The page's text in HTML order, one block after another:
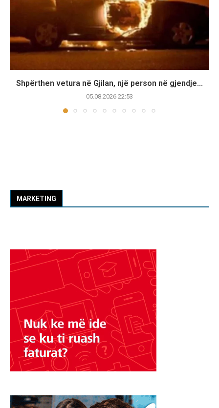
Shpërthen vetura në Gjilan, një person në gjendje...
05.08.2026 22:53
MARKETING